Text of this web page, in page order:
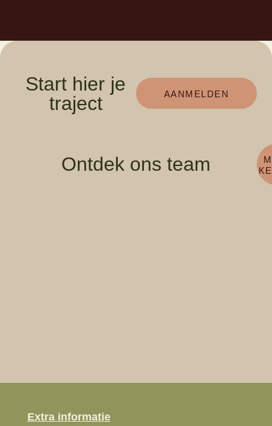
Start hier je
traject
AANMELDEN
Ontdek ons team
Extra informatie